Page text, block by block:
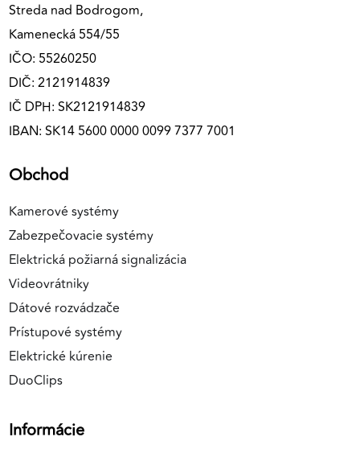
Streda nad Bodrogom,
Kamenecká 554/55
IČO: 55260250
DIČ: 2121914839
IČ DPH: SK2121914839
IBAN: SK14 5600 0000 0099 7377 7001
Obchod
Kamerové systémy
Zabezpečovacie systémy
Elektrická požiarná signalizácia
Videovrátniky
Dátové rozvádzače
Prístupové systémy
Elektrické kúrenie
DuoClips
Informácie